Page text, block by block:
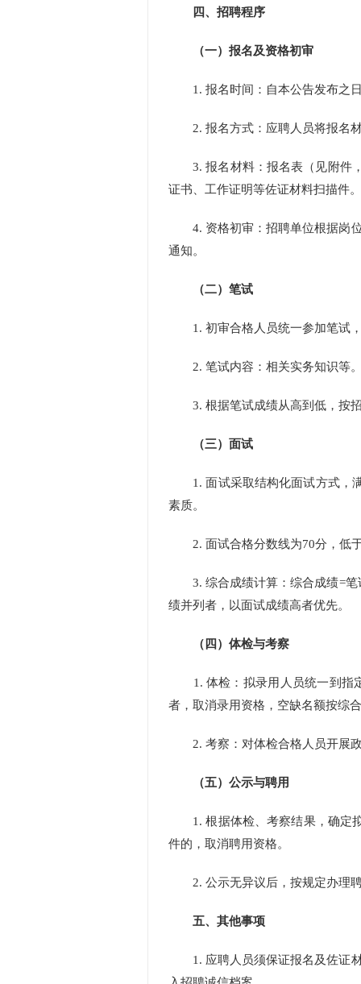
四、招聘程序
（一）报名及资格初审
1. 报名时间：自本公告发布之
2. 报名方式：应聘人员将报名
3.报名材料：报名表（见附件
证书、工作证明等佐证材料扫描件。
4. 资格初审：招聘单位根据岗
通知。
（二）笔试
1. 初审合格人员统一参加笔试
2. 笔试内容：相关实务知识等
3. 根据笔试成绩从高到低，按
（三）面试
1.面试采取结构化面试方式，
素质。
2. 面试合格分数线为70分，低
3.综合成绩计算：综合成绩=笔
绩并列者，以面试成绩高者优先。
（四）体检与考察
1. 体检：拟录用人员统一到指
者，取消录用资格，空缺名额按综
2. 考察：对体检合格人员开展
（五）公示与聘用
1.根据体检、考察结果，确定
件的，取消聘用资格。
2. 公示无异议后，按规定办理
五、其他事项
1. 应聘人员须保证报名及佐证